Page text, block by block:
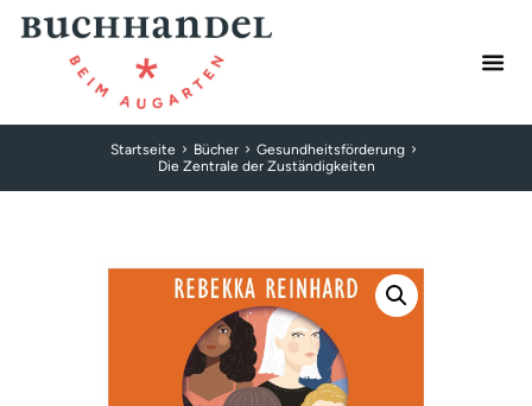
Startseite Bücher
Gesundheitsförderung
Die Zentrale der Zuständigkeiten